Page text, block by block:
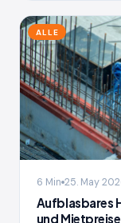
ALLE
6 Min 25. May
Aufblasbares
und Mietpreise